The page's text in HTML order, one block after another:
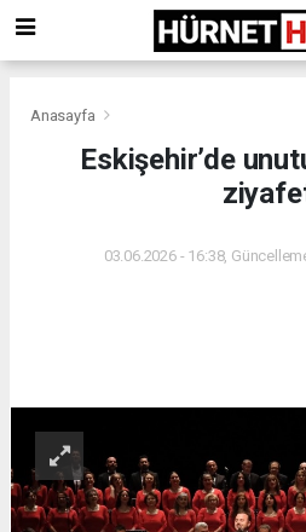
Anasayfa
Eskişehir’de
03.06.2026 - 16:38,